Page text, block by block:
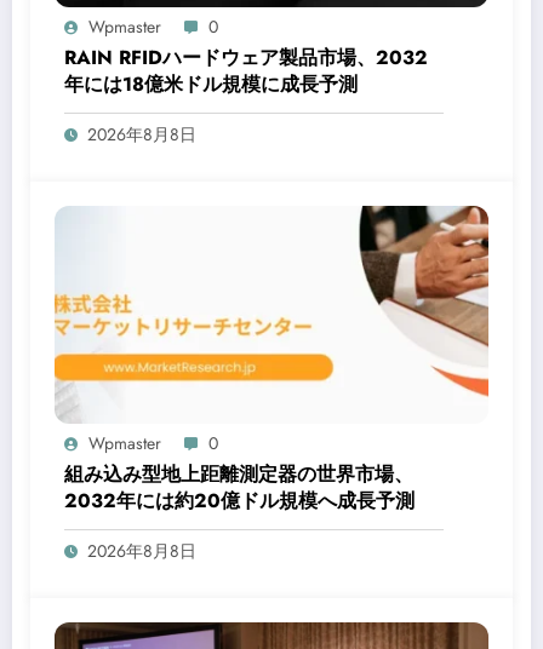
Wpmaster 0
RAIN RFIDハードウェア製品市場、2032
年には18億米ドル規模に成長予測
2026年8月8日
Wpmaster 0
組み込み型地上距離測定器の世界市場、
2032年には約20億ドル規模へ成長予測
2026年8月8日